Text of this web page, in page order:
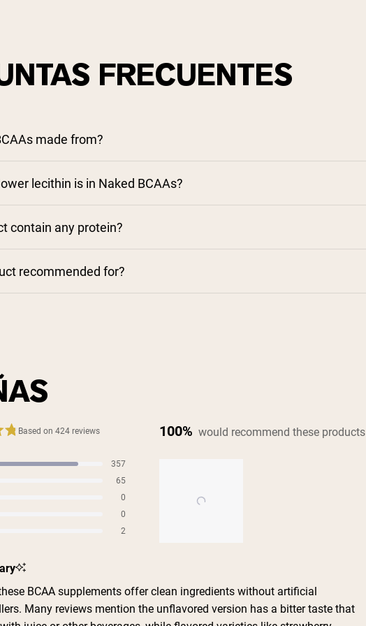
FRECUENTES
made from?
lecithin is in Naked BCAAs?
contain any protein?
recommended for?
Based on 424 reviews
357
65
0
0
2
100% would recommend these products
selected
BCAA supplements offer clean ingredients without artificial
Many reviews mention the unflavored version has a bitter taste that